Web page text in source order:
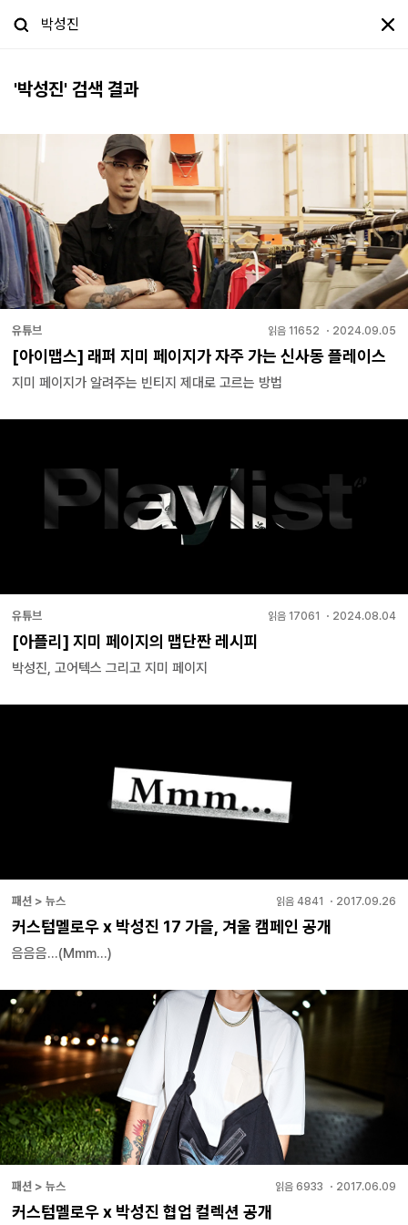
'박성진' 검색 결과
유튜브 읽음 11652 ・ 2024.09.05
[아이맵스] 래퍼 지미 페이지가 자주 가는 신사동 플레이스
지미 페이지가 알려주는 빈티지 제대로 고르는 방법
유튜브 읽음 17061 ・ 2024.08.04
[아플리] 지미 페이지의 맵단짠 레시피
박성진, 고어텍스 그리고 지미 페이지
패션 > 뉴스 읽음 4841 ・ 2017.09.26
커스텀멜로우 x 박성진 17 가을, 겨울 캠페인 공개
음음음…(Mmm…)
패션 > 뉴스 읽음 6933 ・ 2017.06.09
커스텀멜로우 x 박성진 협업 컬렉션 공개